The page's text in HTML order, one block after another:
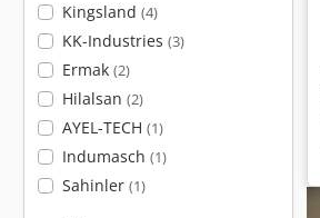
Kingsland (4)
KK-Industries (3)
Ermak (2)
Hilalsan (2)
AYEL-TECH (1)
Indumasch (1)
Sahinler (1)